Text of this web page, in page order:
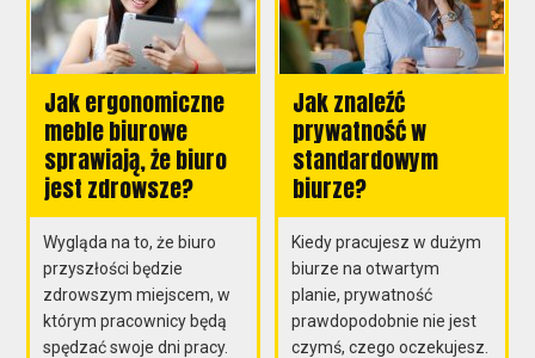
Jak ergonomiczne
meble biurowe
sprawiają, że biuro
jest zdrowsze?
Wygląda na to, że biuro
przyszłości będzie
zdrowszym miejscem, w
którym pracownicy będą
spędzać swoje dni pracy.
Jak znaleźć
prywatność w
standardowym
biurze?
Kiedy pracujesz w dużym
biurze na otwartym
planie, prywatność
prawdopodobnie nie jest
czymś, czego oczekujesz.